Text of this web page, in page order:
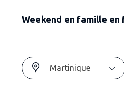
Weekend en famille
Martinique